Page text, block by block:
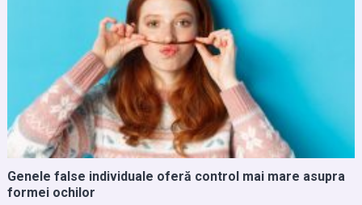
Genele false individuale oferă control mai mare asupra
formei ochilor